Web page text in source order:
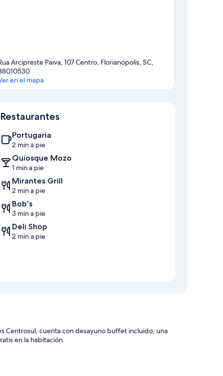
Arcipreste Paiva, 107 Centro, Florianópolis, SC,
en el mapa
Restaurantes
Portugaria
2 min a pie
Quiosque Mozo
1 min a pie
Mirantes Grill
2 min a pie
Bob's
3 min a pie
Deli Shop
2 min a pie
Centrosul, cuenta con desayuno buffet incluido, una
en la habitación.